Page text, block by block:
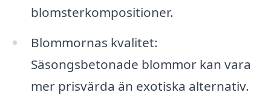
blomsterkompositioner.
Blommornas kvalitet:
Säsongsbetonade blommor kan vara
mer prisvärda än exotiska alternativ.